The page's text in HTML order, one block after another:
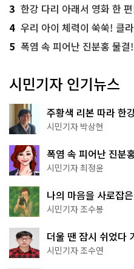
3 한강 다리 아래서 영화 한
4 우리 아이 체력이 쑥쑥! 클
5 폭염 속 피어난 진분홍 물
시민기자 인기뉴스
주황색 리본 따라 한
서울둘레길 15코스
시민기자 박상현
폭염 속 피어난 진분
무 명소
시민기자 최정윤
나의 마음을 사로잡
상작 공개!
시민기자 조수봉
더울 땐 잠시 쉬었다
·무더위쉼터까지
시민기자 조수연